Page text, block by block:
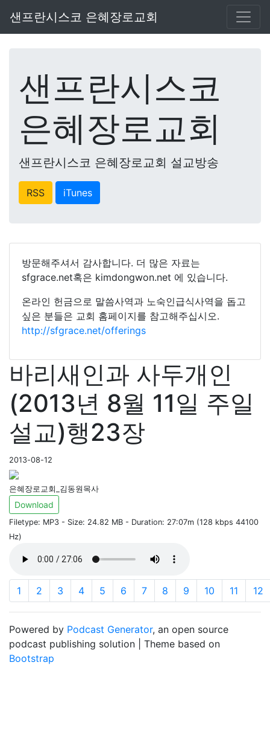
샌프란시스코 은혜장로교회
샌프란시스코
은혜장로교회
샌프란시스코 은혜장로교회 설교방송
RSS iTunes
방문해주셔서 감사합니다. 더 많은 자료는
sfgrace.net혹은 kimdongwon.net 에 있습니다.
온라인 헌금으로 말씀사역과 노숙인급식사역을 돕고
싶은 분들은 교회 홈페이지를 참고해주십시오.
http://sfgrace.net/offerings
바리새인과 사두개인
(2013년 8월 11일 주일
설교)행23장
2013-08-12
은혜장로교회_김동원목사
Download
Filetype: MP3 - Size: 24.82 MB - Duration: 27:07m (128 kbps 44100
Hz)
1 2 3 4 5 6 7 8 9 10 11 12
Powered by Podcast Generator, an open source
podcast publishing solution | Theme based on
Bootstrap